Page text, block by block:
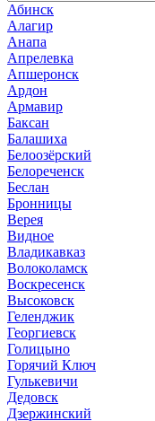
Абинск
Алагир
Анапа
Апрелевка
Апшеронск
Ардон
Армавир
Баксан
Балашиха
Белоозёрский
Белореченск
Беслан
Бронницы
Верея
Видное
Владикавказ
Волоколамск
Воскресенск
Высоковск
Геленджик
Георгиевск
Голицыно
Горячий Ключ
Гулькевичи
Дедовск
Дзержинский